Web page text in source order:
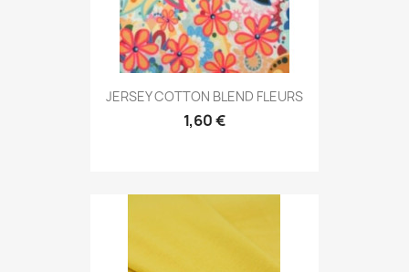
JERSEY COTTON BLEND FLEURS
1,60 €